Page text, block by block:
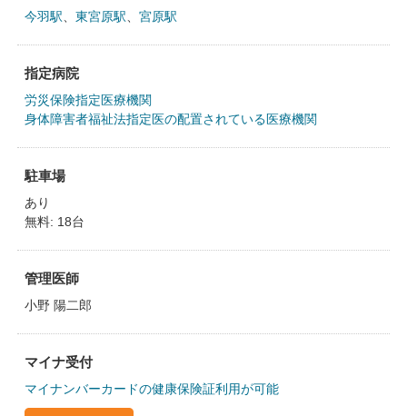
今羽駅 東宮原駅 宮原駅
指定病院
労災保険指定医療機関
身体障害者福祉法指定医の配置されている医療機関
駐車場
あり
無料: 18台
管理医師
小野 陽二郎
マイナ受付
マイナンバーカードの健康保険証利用が可能